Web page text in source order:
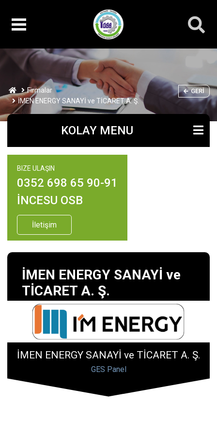
Firmalar
İMEN ENERGY SANAYİ ve TİCARET A. Ş.
GERI
KOLAY MENU
BIZE ULAŞIN
0352 698 65 90-91
İNCESU OSB
İletişim
İMEN ENERGY SANAYİ ve
TİCARET A. Ş.
İMEN ENERGY SANAYİ ve TİCARET A. Ş.
GES Panel